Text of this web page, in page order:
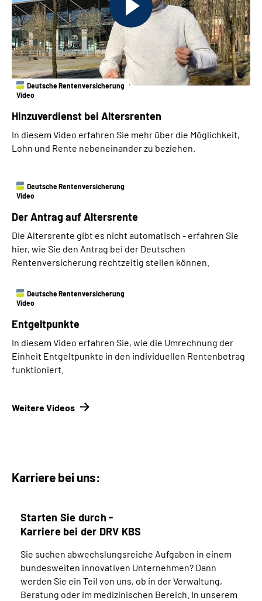
Deutsche Rentenversicherung
Video
Hinzuverdienst bei Altersrenten
In diesem Video erfahren Sie mehr über die Möglichkeit,
Lohn und Rente nebeneinander zu beziehen.
Deutsche Rentenversicherung
Video
Der Antrag auf Altersrente
Die Altersrente gibt es nicht automatisch - erfahren Sie
hier, wie Sie den Antrag bei der Deutschen
Rentenversicherung rechtzeitig stellen können.
Deutsche Rentenversicherung
Video
Entgeltpunkte
In diesem Video erfahren Sie, wie die Umrechnung der
Einheit Entgeltpunkte in den individuellen Rentenbetrag
funktioniert.
Weitere Videos
Karriere bei uns:
Starten Sie durch -
Karriere bei der DRV KBS
Sie suchen abwechslungsreiche Aufgaben in einem
bundesweiten innovativen Unternehmen? Dann
werden Sie ein Teil von uns, ob in der Verwaltung,
Beratung oder im medizinischen Bereich. In unserem